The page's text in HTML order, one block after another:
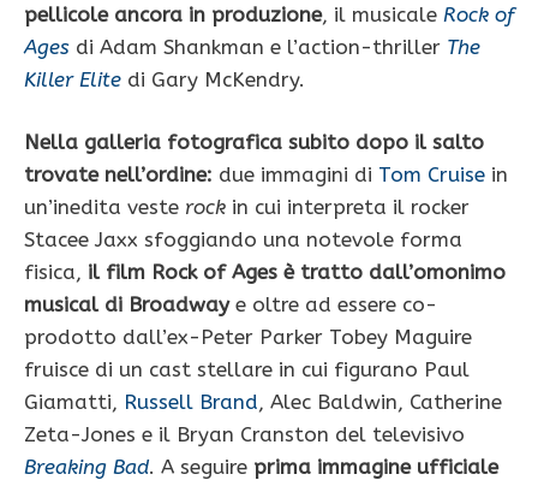
pellicole ancora in produzione, il musicale Rock of
Ages di Adam Shankman e l’action-thriller The
Killer Elite di Gary McKendry.
Nella galleria fotografica subito dopo il salto
trovate nell’ordine: due immagini di Tom Cruise in
un’inedita veste rock in cui interpreta il rocker
Stacee Jaxx sfoggiando una notevole forma
fisica, il film Rock of Ages è tratto dall’omonimo
musical di Broadway e oltre ad essere co-
prodotto dall’ex-Peter Parker Tobey Maguire
fruisce di un cast stellare in cui figurano Paul
Giamatti, Russell Brand, Alec Baldwin, Catherine
Zeta-Jones e il Bryan Cranston del televisivo
Breaking Bad. A seguire prima immagine ufficiale